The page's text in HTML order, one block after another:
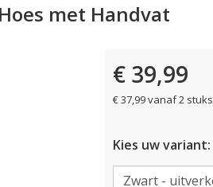
met Handvat
€ 39,99
€ 37,99 vanaf 2 stuks
Kies uw variant: